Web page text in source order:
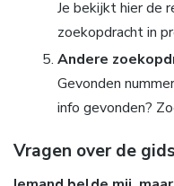
Je bekijkt hier de
zoekopdracht in
Andere
Gevonden
info gevonden?
Vragen over de gids